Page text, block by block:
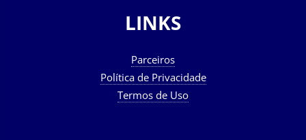
LINKS
Parceiros
Política de Privacidade
Termos de Uso